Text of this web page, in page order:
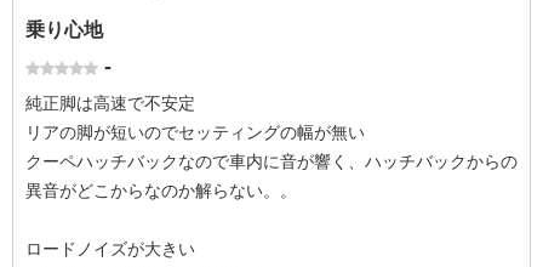
乗り心地
-
純正脚は高速で不安定
リアの脚が短いのでセッティングの幅が無い
クーペハッチバックなので車内に音が響く、ハッチバックからの
異音がどこからなのか解らない。。
ロードノイズが大きい